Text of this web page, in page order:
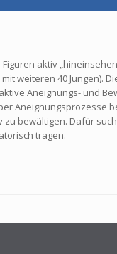
aktiv
weiteren 40 Jungen).
Aneignungs- und
Aneignungsprozesse
bewältigen. Dafür
tragen.